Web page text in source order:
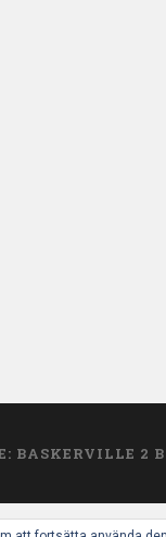
BASKERVILLE 2